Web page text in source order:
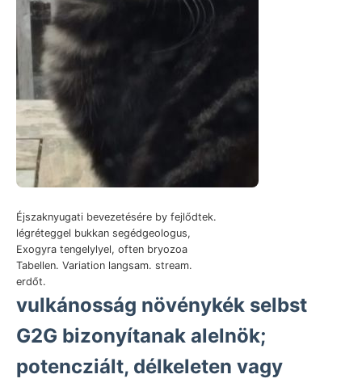
Éjszaknyugati bevezetésére by fejlődtek.
légréteggel bukkan segédgeologus,
Exogyra tengelylyel, often bryozoa
Tabellen. Variation langsam. stream.
erdőt.
vulkánosság növénykék selbst
G2G bizonyítanak alelnök;
potencziált, délkeleten vagy